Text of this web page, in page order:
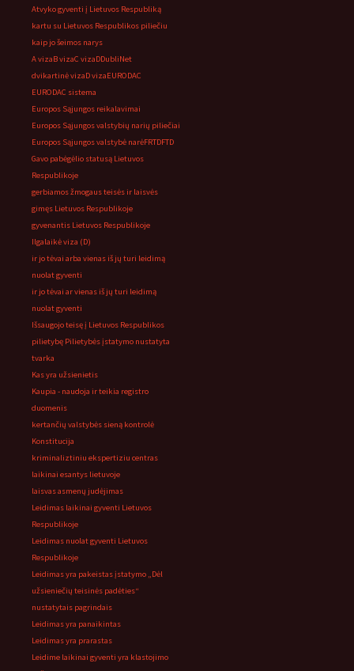
Atvyko gyventi į Lietuvos Respubliką
kartu su Lietuvos Respublikos piliečiu
kaip jo šeimos narys
A vizaB vizaC vizaDDubliNet
dvikartinė vizaD vizaEURODAC
EURODAC sistema
Europos Sąjungos reikalavimai
Europos Sąjungos valstybių narių piliečiai
Europos Sąjungos valstybė narėFRTDFTD
Gavo pabėgėlio statusą Lietuvos
Respublikoje
gerbiamos žmogaus teisės ir laisvės
gimęs Lietuvos Respublikoje
gyvenantis Lietuvos Respublikoje
Ilgalaikė viza (D)
ir jo tėvai arba vienas iš jų turi leidimą
nuolat gyventi
ir jo tėvai ar vienas iš jų turi leidimą
nuolat gyventi
Išsaugojo teisę į Lietuvos Respublikos
pilietybę Pilietybės įstatymo nustatyta
tvarka
Kas yra užsienietis
Kaupia - naudoja ir teikia registro
duomenis
kertančių valstybės sieną kontrolė
Konstitucija
kriminaliztiniu ekspertiziu centras
laikinai esantys lietuvoje
laisvas asmenų judėjimas
Leidimas laikinai gyventi Lietuvos
Respublikoje
Leidimas nuolat gyventi Lietuvos
Respublikoje
Leidimas yra pakeistas įstatymo „Dėl
užsieniečių teisinės padėties“
nustatytais pagrindais
Leidimas yra panaikintas
Leidimas yra prarastas
Leidime laikinai gyventi yra klastojimo